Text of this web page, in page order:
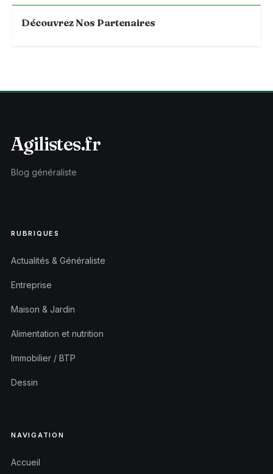
Découvrez Nos Partenaires
Agilistes.fr
Blog généraliste
RUBRIQUES
Actualités & Généraliste
Entreprise
Maison & Jardin
Alimentation et nutrition
Immobilier / BTP
Dessin
NAVIGATION
Accueil